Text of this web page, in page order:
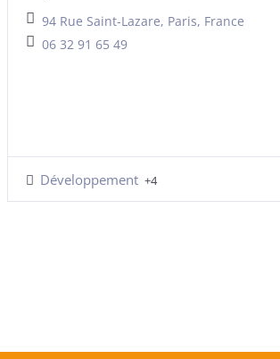
94 Rue Saint-Lazare, Paris, France
06 32 91 65 49
Développement +4